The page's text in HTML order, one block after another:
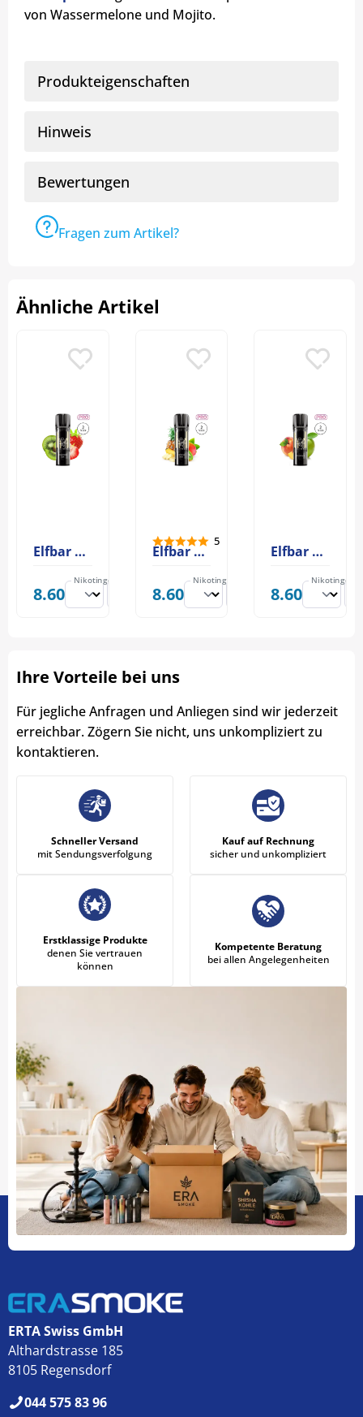
von Wassermelone und Mojito.
Produkteigenschaften
Hinweis
Bewertungen
Fragen zum Artikel?
Ähnliche Artikel
Elfbar ELFA PRO Pod Strawberry Kiwi
8.60
Nikotingehalt:
5
Elfbar ELFA PRO Pod Tropical Fruit
8.60
Nikotingehalt:
Elfbar ELFA PRO Pod Apple Peach
8.60
Ihre Vorteile bei uns
Für jegliche Anfragen und Anliegen sind wir jederzeit
erreichbar. Zögern Sie nicht, uns unkompliziert zu
kontaktieren.
Schneller Versand
mit Sendungsverfolgung
Kauf auf Rechnung
sicher und unkompliziert
Erstklassige Produkte
denen Sie vertrauen
können
Kompetente Beratung
bei allen Angelegenheiten
ERTA Swiss GmbH
Althardstrasse 185
8105 Regensdorf
044 575 83 96